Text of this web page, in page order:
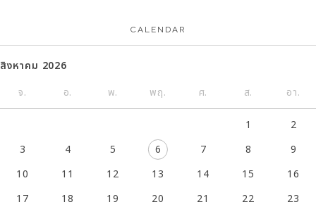
CALENDAR
สิงหาคม 2026
จ.
อ. พ. พฤ. ศ. ส. อา.
1
2
3
4 5 6 7 8
9
10
11 12 13 14 15
16
17
18 19 20 21 22
23